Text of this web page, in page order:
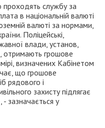
проходять службу за
в національній валюті
валюті за нормами,
Поліцейські,
влади, установ,
отримають грошове
визначених Кабінетом
що грошове
рядового і
захисту підлягає
- зазначається у